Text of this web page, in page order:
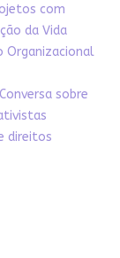
com
da Vida
Organizacional
sobre
direitos